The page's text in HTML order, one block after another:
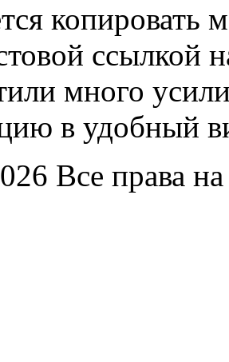
копировать
ссылкой
много
в удобный
Все права